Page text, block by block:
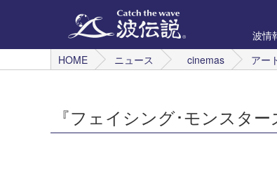
波情
HOME
ニュース cinemas アー
『フェイシング･モンスタ